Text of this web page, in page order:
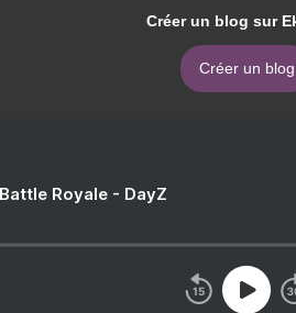
Créer un blog sur
Créer un blog
Royale - DayZ